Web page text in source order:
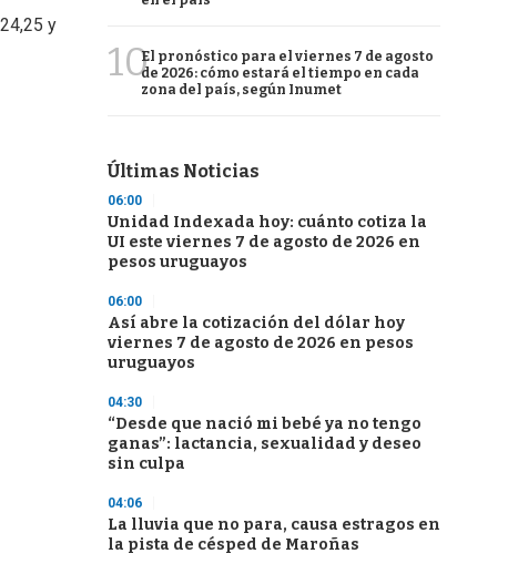
y
10El pronóstico para el viernes 7 de agosto
de 2026: cómo estará el tiempo en cada
zona del país, según Inumet
Últimas Noticias
06:00
Unidad Indexada hoy: cuánto cotiza la
UI este viernes 7 de agosto de 2026 en
pesos uruguayos
06:00
Así abre la cotización del dólar hoy
viernes 7 de agosto de 2026 en pesos
uruguayos
04:30
“Desde que nació mi bebé ya no tengo
ganas”: lactancia, sexualidad y deseo
sin culpa
04:06
La lluvia que no para, causa estragos en
la pista de césped de Maroñas